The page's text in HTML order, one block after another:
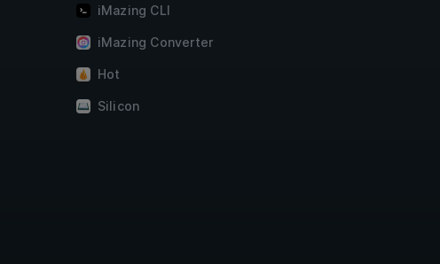
iMazing CLI
iMazing Converter
Hot
Silicon